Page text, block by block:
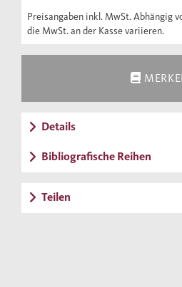
Preisangaben inkl. MwSt. Abhängig
die MwSt. an der Kasse variieren.
Details
Bibliografische Reihen
Teilen